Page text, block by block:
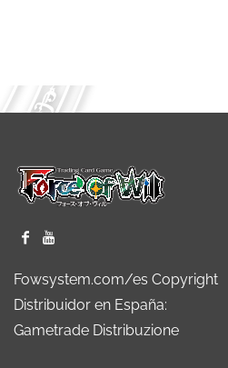
Fowsystem.com/es Copyright
Distribuidor en España:
Gametrade Distribuzione